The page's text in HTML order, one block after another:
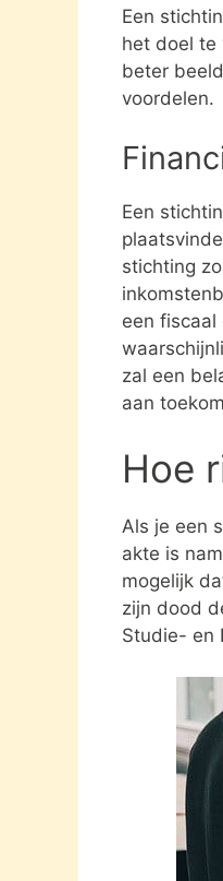
Een
het doel te
beter
voordelen.
Een
stichting
een
zal een
aan
Hoe
Als je een
akte is
mogelijk
zijn dood
Studie- en